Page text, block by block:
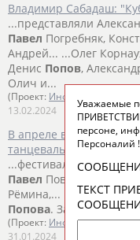
Владимир Сабадаш:
...представляли
Павел Погребняк,
Андрей... ...Олег
Денис Попов,
Олич и...
(Проект: Информационное
13.02.2024
В апреле в Москве
танцевальный турнир
...фестивале. Кирилл
Павел Поваляев и
Рёмина,... ...союза (РТС)
Попова. За 28 лет в
(Проект: Информационное
31.01.2024
Уважаемые
персоне,
Персоналий !
ТЕКСТ